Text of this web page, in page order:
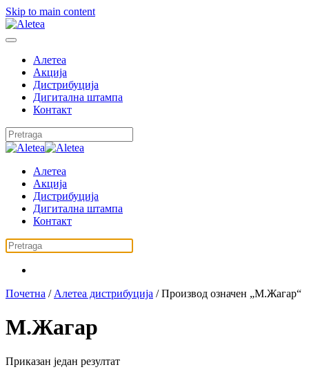
Skip to main content
Алетеа
Акција
Дистрибуција
Дигитална штампа
Контакт
Алетеа
Акција
Дистрибуција
Дигитална штампа
Контакт
Почетна / Алетеа дистрибуција / Производ oзначен „М.Жагар“
М.Жагар
Приказан један резултат